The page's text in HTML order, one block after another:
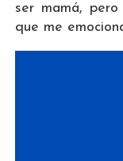
ser mamá,
que me